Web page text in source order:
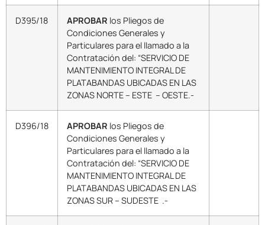
D395/18 APROBAR los Pliegos de
Condiciones Generales y
Particulares para el llamado a la
Contratación del: “SERVICIO DE
MANTENIMIENTO INTEGRAL DE
PLATABANDAS UBICADAS EN LAS
ZONAS NORTE – ESTE – OESTE.-
D396/18 APROBAR los Pliegos de
Condiciones Generales y
Particulares para el llamado a la
Contratación del: “SERVICIO DE
MANTENIMIENTO INTEGRAL DE
PLATABANDAS UBICADAS EN LAS
ZONAS SUR – SUDESTE .-